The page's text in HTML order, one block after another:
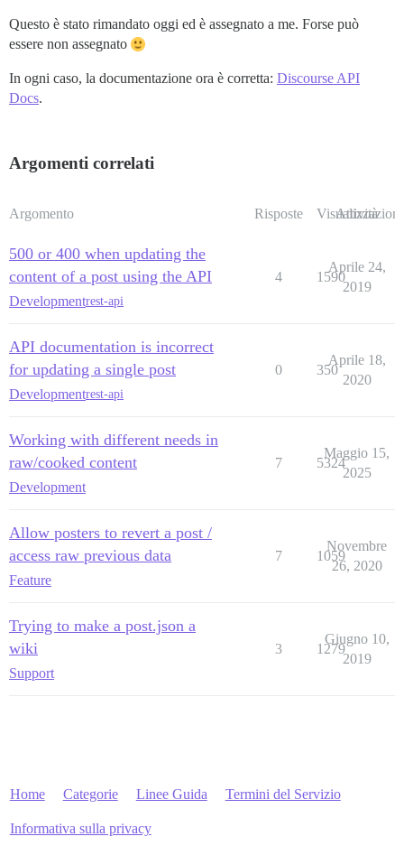
Questo è stato rimandato oggi ed è assegnato a me. Forse può
essere non assegnato
In ogni caso, la documentazione ora è corretta: Discourse API
Docs.
Argomenti correlati
Argomento Risposte Visualizzazioni
Attività
500 or 400 when updating the
content of a post using the API
Developmentrest-api
4 1590
Aprile 24,
2019
API documentation is incorrect
for updating a single post
Developmentrest-api
0 350
Aprile 18,
2020
Working with different needs in
raw/cooked content
Development
7 5324
Maggio 15,
2025
Allow posters to revert a post /
access raw previous data
Feature
7 1059
Novembre
26, 2020
Trying to make a post.json a
wiki
Support
3 1279
Giugno 10,
2019
Home Categorie Linee Guida Termini del Servizio
Informativa sulla privacy